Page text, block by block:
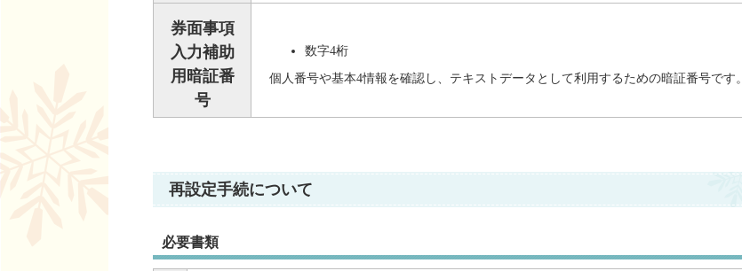
券面事項
入力補助
用暗証番
号
数字4桁
個人番号や基本4情報を確認し、テキストデータとして利用するための暗証番号です。
再設定手続について
必要書類